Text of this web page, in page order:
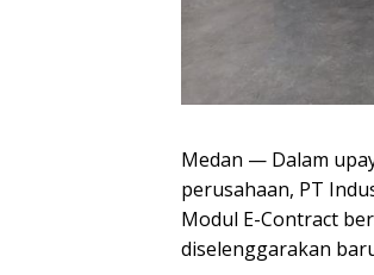
Medan — Dalam
perusahaan, PT
Modul E-Contract
diselenggarakan